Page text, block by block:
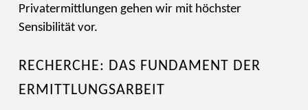
Privatermittlungen gehen wir mit höchster
Sensibilität vor.
RECHERCHE: DAS FUNDAMENT DER
ERMITTLUNGSARBEIT